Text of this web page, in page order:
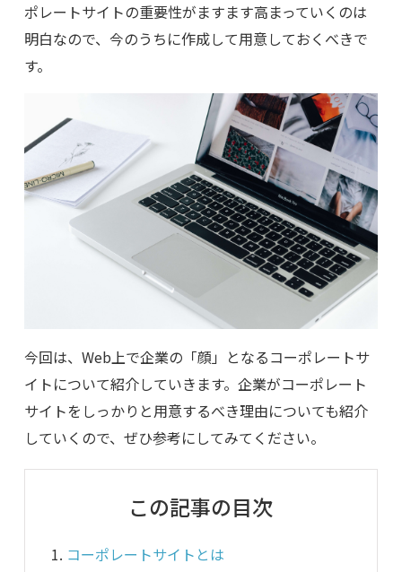
ポレートサイトの重要性がますます高まっていくのは
明白なので、今のうちに作成して用意しておくべきで
す。
今回は、Web上で企業の「顔」となるコーポレートサ
イトについて紹介していきます。企業がコーポレート
サイトをしっかりと用意するべき理由についても紹介
していくので、ぜひ参考にしてみてください。
この記事の目次
コーポレートサイトとは